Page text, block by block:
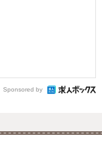
Sponsored by